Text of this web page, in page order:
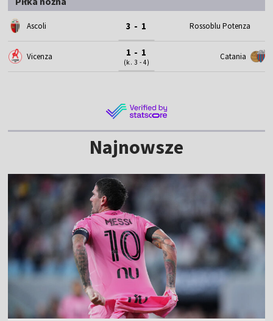
Ascoli 3 - 1 Rossoblu Potenza
Vicenza 1 - 1
(k. 3 - 4)
Catania
Najnowsze